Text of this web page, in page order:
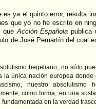
es ya el quinto error, resulta
que yo no he escrito en
queAcción Española publica
de José Pemartín del cual
hegeliano, no sólo
la única nación europea
nuestro absolutismo
como forma, en una
fundamentada en la verdad